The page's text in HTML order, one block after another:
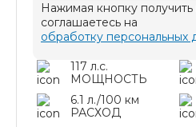
117 л.с.
МОЩНОСТЬ
6.1 л./100 км
РАСХОД
Нажимая кнопку
соглашаетесь на
обработку персональных